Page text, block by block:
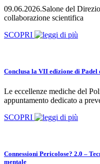
09.06.2026.Salone del
collaborazione scientifica
SCOPRI
Conclusa la VII edizione di Padel
Le eccellenze mediche del
appuntamento dedicato a
SCOPRI
Connessioni Pericolose? 2.0 –
mentale